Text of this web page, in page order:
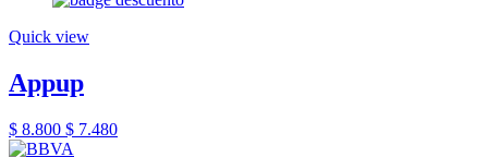
Quick view
Appup
$ 8.800 $ 7.480